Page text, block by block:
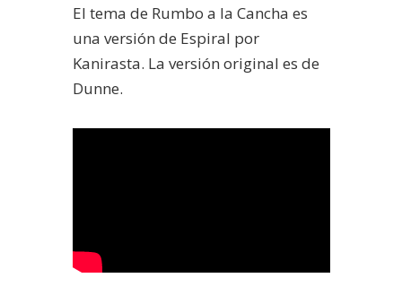
El tema de Rumbo a la Cancha es
una versión de Espiral por
Kanirasta. La versión original es de
Dunne.